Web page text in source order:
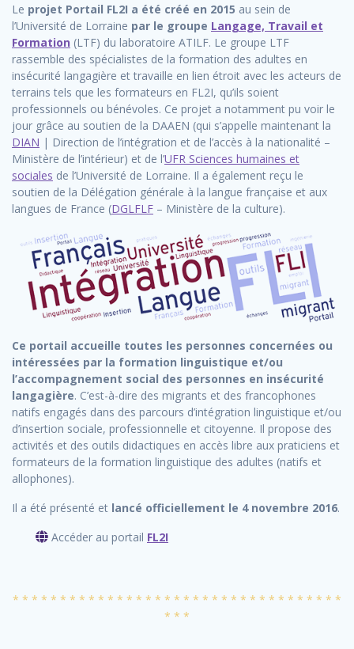
Le projet Portail FL2I a été créé en 2015 au sein de
l’Université de Lorraine par le groupe Langage, Travail et
Formation (LTF) du laboratoire ATILF. Le groupe LTF
rassemble des spécialistes de la formation des adultes en
insécurité langagière et travaille en lien étroit avec les acteurs de
terrains tels que les formateurs en FL2I, qu’ils soient
professionnels ou bénévoles. Ce projet a notamment pu voir le
jour grâce au soutien de la DAAEN (qui s’appelle maintenant la
DIAN | Direction de l’intégration et de l’accès à la nationalité –
Ministère de l’intérieur) et de l’UFR Sciences humaines et
sociales de l’Université de Lorraine. Il a également reçu le
soutien de la Délégation générale à la langue française et aux
langues de France (DGLFLF – Ministère de la culture).
Ce portail accueille toutes les personnes concernées ou
intéressées par la formation linguistique et/ou
l’accompagnement social des personnes en insécurité
langagière. C’est-à-dire des migrants et des francophones
natifs engagés dans des parcours d’intégration linguistique et/ou
d’insertion sociale, professionnelle et citoyenne. Il propose des
activités et des outils didactiques en accès libre aux praticiens et
formateurs de la formation linguistique des adultes (natifs et
allophones).
Il a été présenté et lancé officiellement le 4 novembre 2016.
Accéder au portail FL2I
* * * * * * * * * * * * * * * * * * * * * * * * * * * * * * * * * * *
* * *